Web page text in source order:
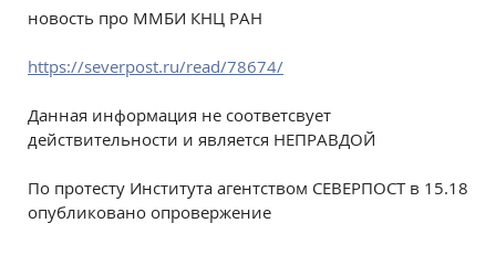
новость про ММБИ КНЦ РАН
https://severpost.ru/read/78674/
Данная информация не соответсвует
действительности и является НЕПРАВДОЙ
По протесту Института агентством СЕВЕРПОСТ в 15.18
опубликовано опровержение